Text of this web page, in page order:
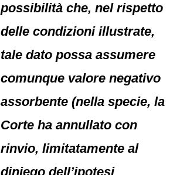
possibilità che, nel rispetto
delle condizioni illustrate,
tale dato possa assumere
comunque valore negativo
assorbente (nella specie, la
Corte ha annullato con
rinvio, limitatamente al
diniego dell’ipotesi